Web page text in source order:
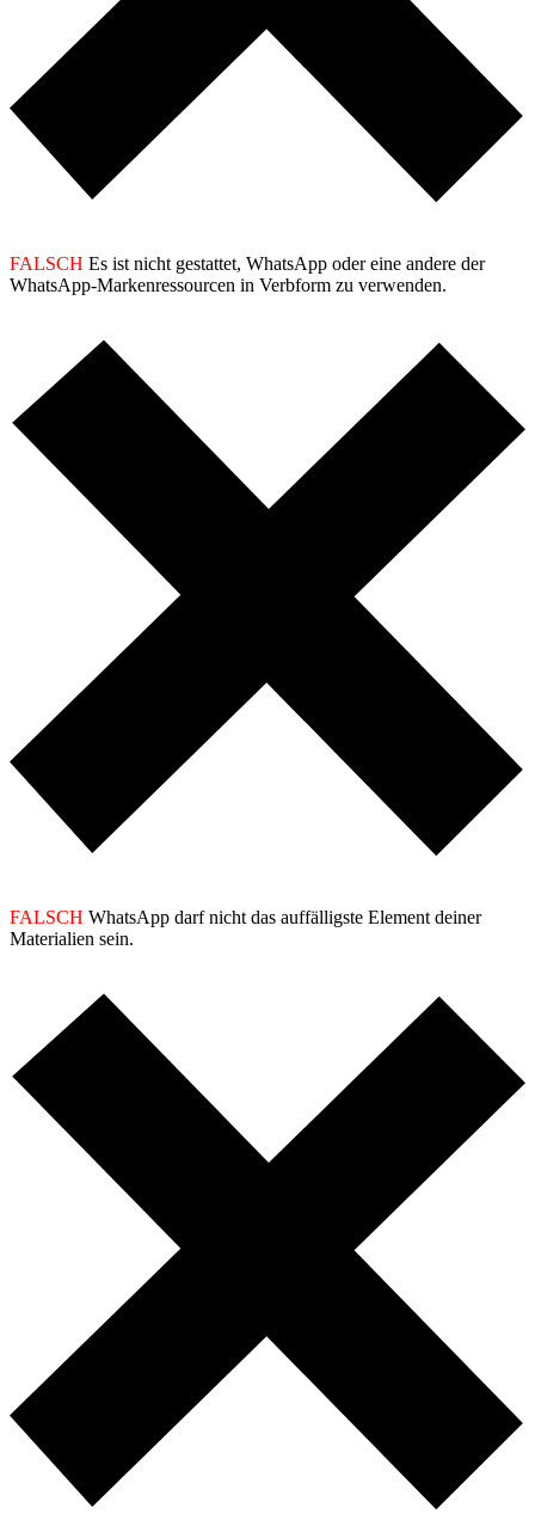
FALSCH Es ist nicht gestattet, WhatsApp oder eine andere der
WhatsApp-Markenressourcen in Verbform zu verwenden.
FALSCH WhatsApp darf nicht das auffälligste Element deiner
Materialien sein.